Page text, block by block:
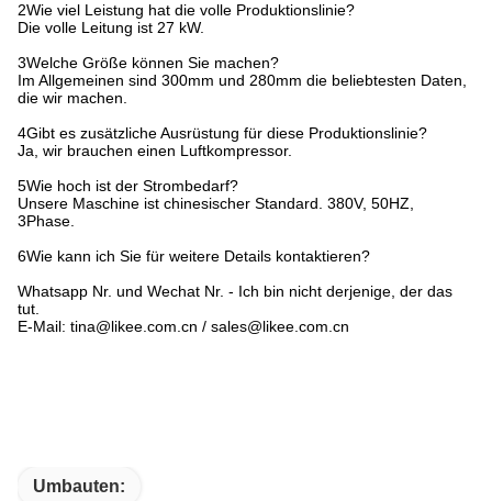
2Wie viel Leistung hat die volle Produktionslinie?
Die volle Leitung ist 27 kW.
3Welche Größe können Sie machen?
Im Allgemeinen sind 300mm und 280mm die beliebtesten Daten,
die wir machen.
4Gibt es zusätzliche Ausrüstung für diese Produktionslinie?
Ja, wir brauchen einen Luftkompressor.
5Wie hoch ist der Strombedarf?
Unsere Maschine ist chinesischer Standard. 380V, 50HZ,
3Phase.
6Wie kann ich Sie für weitere Details kontaktieren?
Whatsapp Nr. und Wechat Nr. - Ich bin nicht derjenige, der das
tut.
E-Mail: tina@likee.com.cn / sales@likee.com.cn
Umbauten: